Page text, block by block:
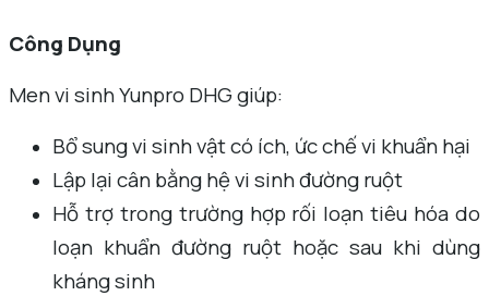
Công Dụng
Men vi sinh Yunpro DHG giúp:
Bổ sung vi sinh vật có ích, ức chế vi khuẩn hại
Lập lại cân bằng hệ vi sinh đường ruột
Hỗ trợ trong trường hợp rối loạn tiêu hóa do
loạn khuẩn đường ruột hoặc sau khi dùng
kháng sinh